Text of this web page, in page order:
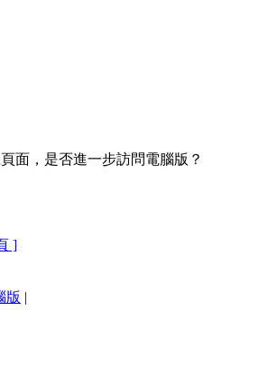
面，是否進一步訪問電腦版？
]
版 |